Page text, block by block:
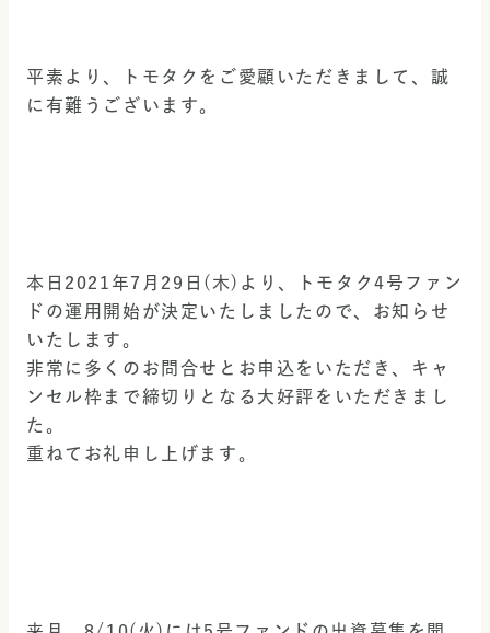
平素より、トモタクをご愛顧いただきまして、誠
に有難うございます。
本日2021年7月29日(木)より、トモタク4号ファン
ドの運用開始が決定いたしましたので、お知らせ
いたします。
非常に多くのお問合せとお申込をいただき、キャ
ンセル枠まで締切りとなる大好評をいただきまし
た。
重ねてお礼申し上げます。